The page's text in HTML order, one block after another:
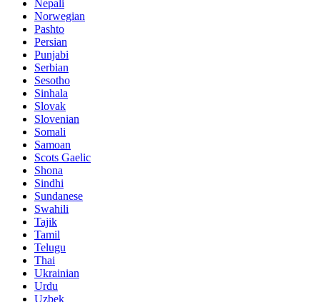
Nepali
Norwegian
Pashto
Persian
Punjabi
Serbian
Sesotho
Sinhala
Slovak
Slovenian
Somali
Samoan
Scots Gaelic
Shona
Sindhi
Sundanese
Swahili
Tajik
Tamil
Telugu
Thai
Ukrainian
Urdu
Uzbek